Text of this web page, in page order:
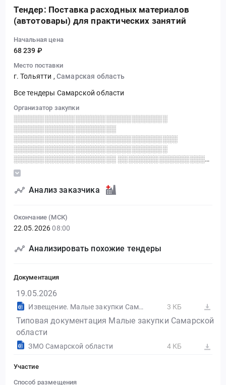
Тендер: Поставка расходных материалов
(автотовары) для практических занятий
Начальная цена
68 239 ₽
Место поставки
г. Тольятти , Самарская область
Все тендеры Самарской области
Организатор закупки
░░░░░░░░░░░░░░░░░░░░░░░░░░░░░░
░░░░░░░░░░░░░░░░░░░░
░░░░░░░░░░░░░░░░░░░░░░░░░░░░░░░░
░░░░░░░░░░░░░░░░░░░░░░░░░░░░░░
░░░░░░░░░░░░░░░░░░░░ ░░░░░░░░░░░░░░░░░░
░░░░░░░░░░░░░░ ░░░░░░░░░░░░░░░
░░░░░░░░░░░░░░░░░░░░░░░░ ░░
░░░░░░░░░░░░░░░░░░░░░░░░░░░░░░
Анализ заказчика
Окончание (МСК)
22.05.2026 08:00
Анализировать похожие тендеры
Документация
19.05.2026
Извещение. Малые закупки Самарской области 3 КБ
Типовая документация Малые закупки Самарской
области
ЗМО Самарской области 4 КБ
Участие
Способ размещения